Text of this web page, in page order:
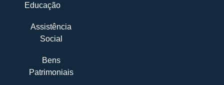
Educação
Assistência
Social
Bens
Patrimoniais